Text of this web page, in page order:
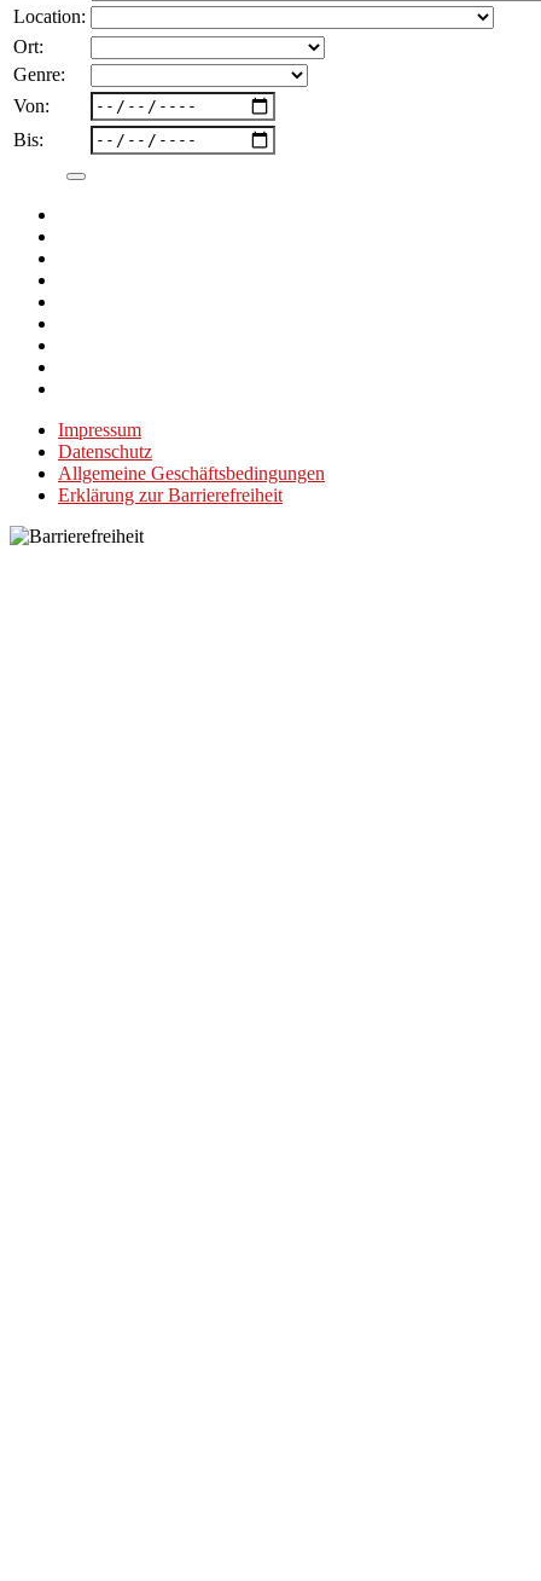
Location:
Ort:
Genre:
Von:
Bis:
Impressum
Datenschutz
Allgemeine Geschäftsbedingungen
Erklärung zur Barrierefreiheit